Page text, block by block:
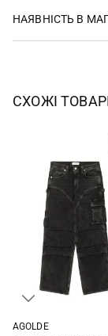
НАЯВНІСТЬ В
СХОЖІ
AGOLDE